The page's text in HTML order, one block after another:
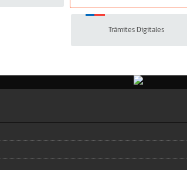
Trámites Digitales